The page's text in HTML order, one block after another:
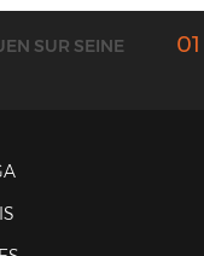
SUR SEINE
01